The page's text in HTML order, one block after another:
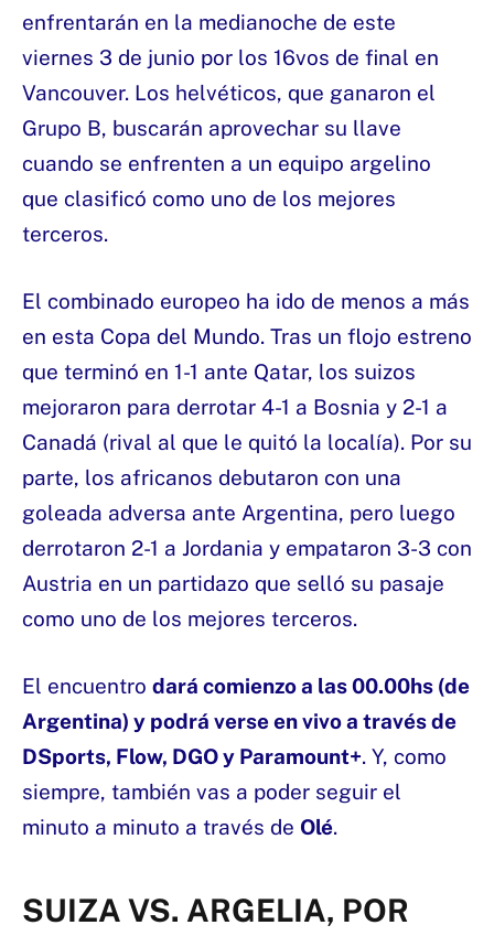
enfrentarán en la medianoche de este
viernes 3 de junio por los 16vos de final en
Vancouver. Los helvéticos, que ganaron el
Grupo B, buscarán aprovechar su llave
cuando se enfrenten a un equipo argelino
que clasificó como uno de los mejores
terceros.
El combinado europeo ha ido de menos a más
en esta Copa del Mundo. Tras un flojo estreno
que terminó en 1-1 ante Qatar, los suizos
mejoraron para derrotar 4-1 a Bosnia y 2-1 a
Canadá (rival al que le quitó la localía). Por su
parte, los africanos debutaron con una
goleada adversa ante Argentina, pero luego
derrotaron 2-1 a Jordania y empataron 3-3 con
Austria en un partidazo que selló su pasaje
como uno de los mejores terceros.
El encuentro dará comienzo a las 00.00hs (de
Argentina) y podrá verse en vivo a través de
DSports, Flow, DGO y Paramount+. Y, como
siempre, también vas a poder seguir el
minuto a minuto a través de Olé.
SUIZA VS. ARGELIA, POR